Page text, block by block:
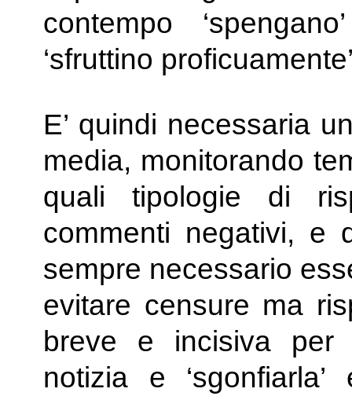
contempo
‘sfruttino
E’ quindi necessaria
media, monitorando
quali tipologie di
commenti negativi, e
sempre necessario
evitare censure ma
breve e incisiva per
notizia e